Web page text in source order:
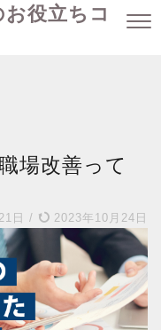
役立ちコ
場改善って
日 / 2023年10月24日